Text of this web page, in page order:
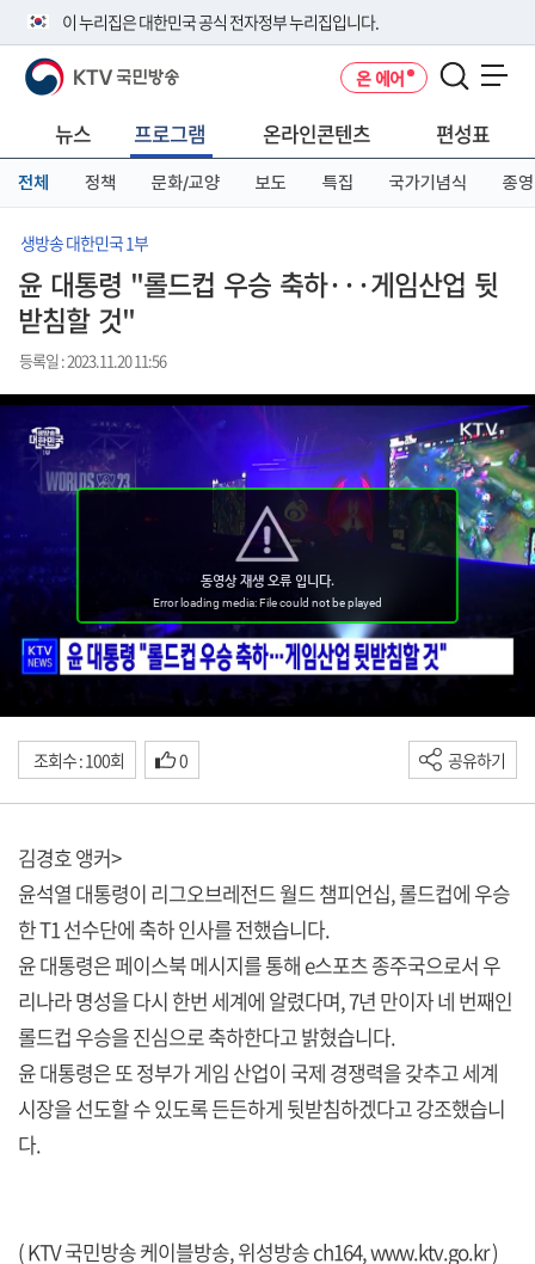
이 누리집은 대한민국 공식 전자정부 누리집입니다.
공식 누리집 주소 확인하기
니다.
이밖에 or.kr 또는 .kr등 다른 도메인 주소를 사용하고 있다면 아래 URL에
서 도메인 주소를 확인해 보세요
KTV 국민방송 온 에어
뉴스 프로그램 온라인콘텐츠 편성표
전체 정책 문화/교양 보도 특집 국가기념식 종영
생방송 대한민국 1부
윤 대통령 "롤드컵 우승 축하···게임산업 뒷
받침할 것"
등록일 : 2023.11.20 11:56
조회수 : 100회 0 공유하기
김경호 앵커>
윤석열 대통령이 리그오브레전드 월드 챔피언십, 롤드컵에 우승
한 T1 선수단에 축하 인사를 전했습니다.
윤 대통령은 페이스북 메시지를 통해 e스포츠 종주국으로서 우
리나라 명성을 다시 한번 세계에 알렸다며, 7년 만이자 네 번째인
롤드컵 우승을 진심으로 축하한다고 밝혔습니다.
윤 대통령은 또 정부가 게임 산업이 국제 경쟁력을 갖추고 세계
시장을 선도할 수 있도록 든든하게 뒷받침하겠다고 강조했습니
다.
( KTV 국민방송 케이블방송, 위성방송 ch164,www.ktv.go.kr)